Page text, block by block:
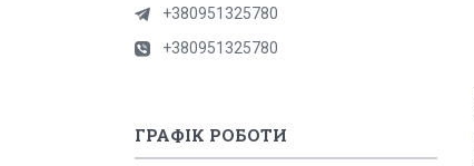
+380951325780
+380951325780
ГРАФІК РОБОТИ